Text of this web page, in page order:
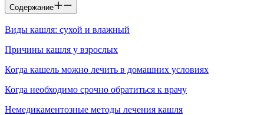
Содержание
Виды кашля: сухой и влажный
Причины кашля у взрослых
Когда кашель можно лечить в домашних условиях
Когда необходимо срочно обратиться к врачу
Немедикаментозные методы лечения кашля